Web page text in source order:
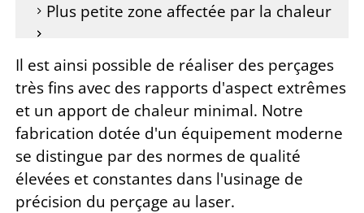
Plus petite zone affectée par la chaleur
Il est ainsi possible de réaliser des perçages
très fins avec des rapports d'aspect extrêmes
et un apport de chaleur minimal. Notre
fabrication dotée d'un équipement moderne
se distingue par des normes de qualité
élevées et constantes dans l'usinage de
précision du perçage au laser.